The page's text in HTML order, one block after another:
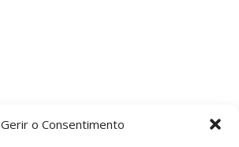
Gerir o Consentimento